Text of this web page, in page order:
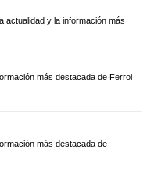
actualidad y la información más
más destacada de Ferrol
más destacada de